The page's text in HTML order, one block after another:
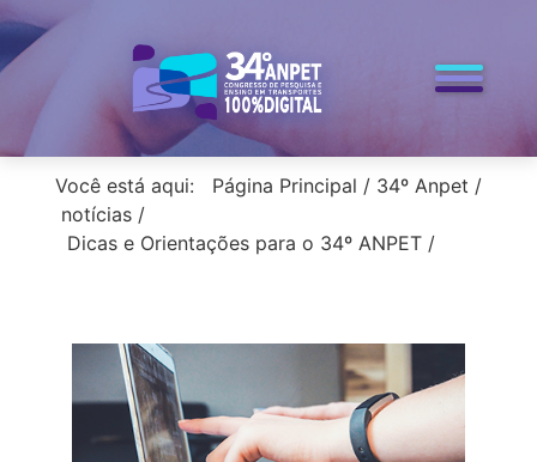
< voltar para a home
Você está aqui: Página Principal / 34º Anpet /
notícias /
Dicas e Orientações para o 34º ANPET /